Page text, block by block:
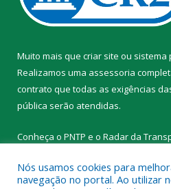
Muito mais que criar site ou sistema
Realizamos uma assessoria
contrato que todas as exigências
pública serão atendidas.
Conheça o PNTP e o Radar da
Nós usamos cookies para
navegação no portal. Ao utilizar